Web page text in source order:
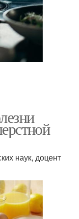
наук, доцент